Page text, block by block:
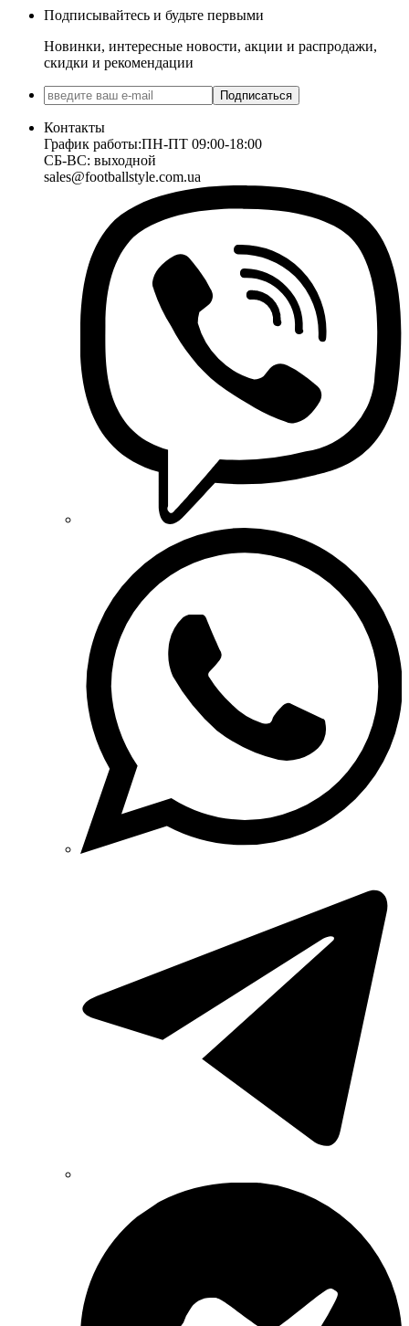
Подписывайтесь и будьте первыми
Новинки, интересные новости, акции и распродажи,
скидки и рекомендации
Подписаться
Контакты
График работы:ПН-ПТ 09:00-18:00
СБ-ВС: выходной
sales@footballstyle.com.ua